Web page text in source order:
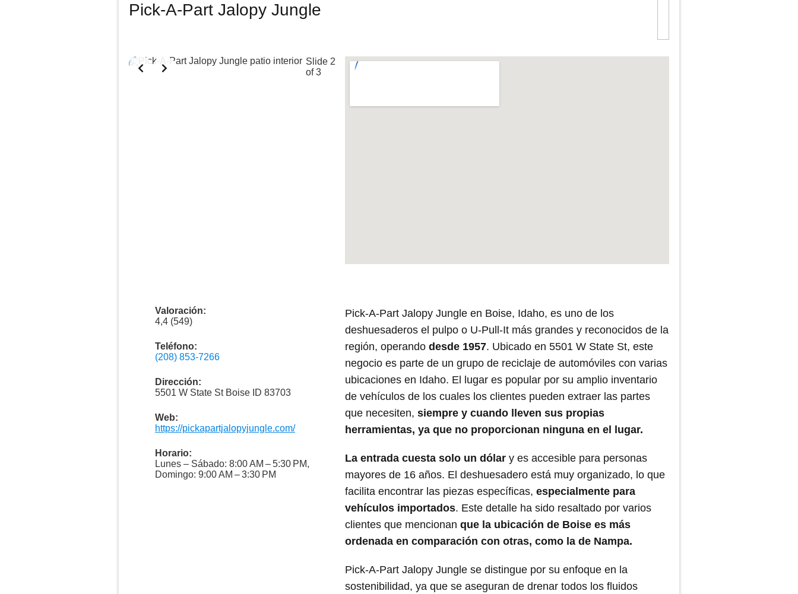
✅Utilizamos un algoritmo que analiza toda la red y compara la cantidad con la calidad de las opiniones y
Pick-A-Part Jalopy Jungle
Slide 2
of 3
Valoración:
4,4 (549)
Teléfono:
(208) 853-7266
Dirección:
5501 W State St Boise ID 83703
Web:
https://pickapartjalopyjungle.com/
Horario:
Lunes – Sábado: 8:00 AM – 5:30 PM,
Domingo: 9:00 AM – 3:30 PM
Pick-A-Part Jalopy Jungle en Boise, Idaho, es uno de los
deshuesaderos el pulpo o U-Pull-It más grandes y reconocidos de la
región, operando desde 1957. Ubicado en 5501 W State St, este
negocio es parte de un grupo de reciclaje de automóviles con varias
ubicaciones en Idaho. El lugar es popular por su amplio inventario
de vehículos de los cuales los clientes pueden extraer las partes
que necesiten, siempre y cuando lleven sus propias
herramientas, ya que no proporcionan ninguna en el lugar.
La entrada cuesta solo un dólar y es accesible para personas
mayores de 16 años. El deshuesadero está muy organizado, lo que
facilita encontrar las piezas específicas, especialmente para
vehículos importados. Este detalle ha sido resaltado por varios
clientes que mencionan que la ubicación de Boise es más
ordenada en comparación con otras, como la de Nampa.
Pick-A-Part Jalopy Jungle se distingue por su enfoque en la
sostenibilidad, ya que se aseguran de drenar todos los fluidos